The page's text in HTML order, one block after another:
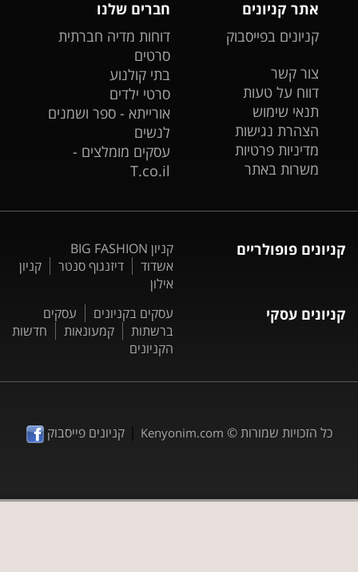
אתר קניונים
קניונים בפייסבוק
צור קשר
דווח על טעות
תנאי שימוש
הצהרת נגישות
מדיניות פרטיות
משרות באתר
חברים שלנו
דוחות מדיה חברתית
סרטים
בתי קולנוע
סרטי ילדים
אורייתא - ספר ושמנים
לנשים
עסקים מומלצים -
T.co.il
קניונים פופולריים
קניון BIG FASHION
אשדוד
דיזנגוף סנטר
קניון
אילון
קניונים עסקי עסקים בקניונים
עסקים
ברשתות
קמעונאות
חדשות
הקניונים
כל הזכויות שמורות © Kenyonim.com
|קניונים פייסבוק